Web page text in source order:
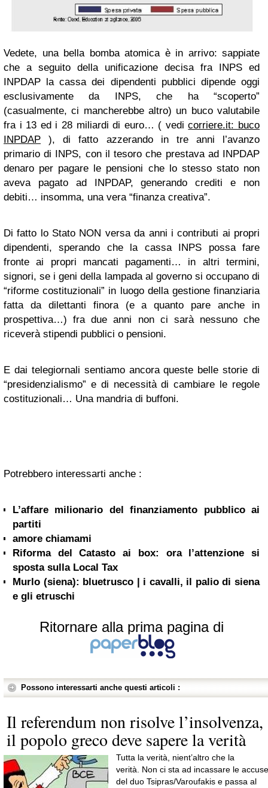
Vedete, una bella bomba atomica è in arrivo: sappiate
che a seguito della unificazione decisa fra INPS ed
INPDAP la cassa dei dipendenti pubblici dipende oggi
esclusivamente da INPS, che ha “scoperto”
(casualmente, ci mancherebbe altro) un buco valutabile
fra i 13 ed i 28 miliardi di euro… ( vedicorriere.it: buco
INPDAP ), di fatto azzerando in tre anni l’avanzo
primario di INPS, con il tesoro che prestava ad INPDAP
denaro per pagare le pensioni che lo stesso stato non
aveva pagato ad INPDAP, generando crediti e non
debiti… insomma, una vera “finanza creativa”.
Di fatto lo Stato NON versa da anni i contributi ai propri
dipendenti, sperando che la cassa INPS possa fare
fronte ai propri mancati pagamenti… in altri termini,
signori, se i geni della lampada al governo si occupano di
“riforme costituzionali” in luogo della gestione finanziaria
fatta da dilettanti finora (e a quanto pare anche in
prospettiva…) fra due anni non ci sarà nessuno che
riceverà stipendi pubblici o pensioni.
E dai telegiornali sentiamo ancora queste belle storie di
“presidenzialismo” e di necessità di cambiare le regole
costituzionali… Una mandria di buffoni.
Potrebbero interessarti anche :
L’affare milionario del finanziamento pubblico ai
partiti
amore chiamami
Riforma del Catasto ai box: ora l’attenzione si
sposta sulla Local Tax
Murlo (siena): bluetrusco | i cavalli, il palio di siena
e gli etruschi
Ritornare alla prima pagina di
Possono interessarti anche questi articoli :
Il referendum non risolve l’insolvenza,
il popolo greco deve sapere la verità
Tutta la verità, nient’altro che la
verità. Non ci sta ad incassare le accuse
del duo Tsipras/Varoufakis e passa al